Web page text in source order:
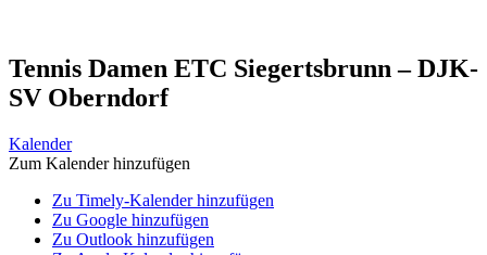
Tennis Damen ETC Siegertsbrunn – DJK-
SV Oberndorf
Kalender
Zum Kalender hinzufügen
Zu Timely-Kalender hinzufügen
Zu Google hinzufügen
Zu Outlook hinzufügen